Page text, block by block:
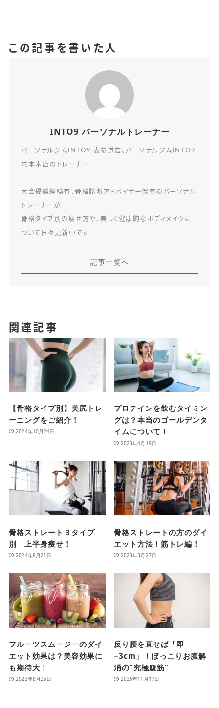
この記事を書いた人
INTO9 パーソナルトレーナー
パーソナルジムINTO9 表参道店、パーソナルジムINTO9
六本木店のトレーナー
大会優勝経験有、骨格診断アドバイザー保有のパーソナル
トレーナーが
骨格タイプ別の痩せ方や、美しく健康的なボディメイクに
ついて日々更新中です
記事一覧へ
関連記事
【骨格タイプ別】美尻トレ
ーニングをご紹介！
2024年10月24日
プロテインを飲むタイミン
グは？本当のゴールデンタ
イムについて！
2023年4月19日
骨格ストレート３タイプ
別 上半身痩せ！
2024年8月21日
骨格ストレートの方のダイ
エット方法！筋トレ編！
2023年3月27日
フルーツスムージーのダイ
エット効果は？美容効果に
も期待大！
2023年8月25日
反り腰を直せば「即
−3cm」！ぽっこりお腹解
消の“究極腹筋”
2025年11月17日